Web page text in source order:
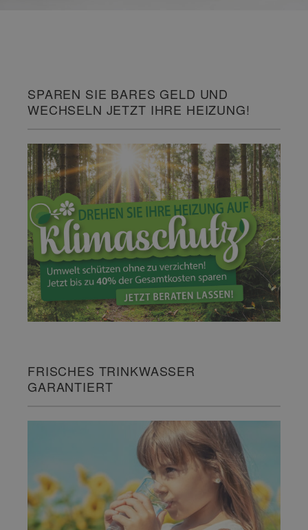
SPAREN SIE BARES GELD UND
WECHSELN JETZT IHRE HEIZUNG!
FRISCHES TRINKWASSER
GARANTIERT